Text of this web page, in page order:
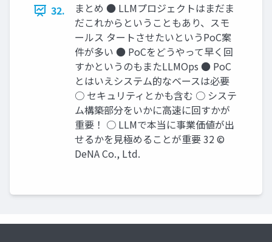
32.
まとめ ● LLMプロジェクトはまだま
だこれからということもあり、スモ
ールス タートさせたいというPoC案
件が多い ● PoCをどうやって早く回
すかというのもまたLLMOps ● PoC
とはいえシステム的なベースは必要
○ セキュリティとかも含む ○ システ
ム構築部分をいかに⾼速に回すかが
重要！ ○ LLMで本当に事業価値が出
せるかを⾒極めることが重要 32 ©
DeNA Co., Ltd.